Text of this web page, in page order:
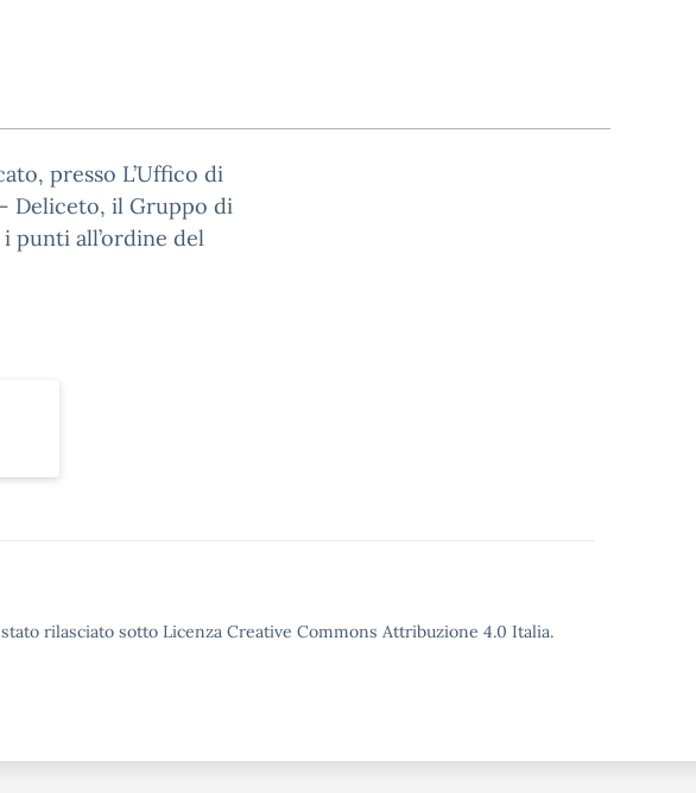
presso L’Uffico di
Deliceto, il Gruppo di
punti all’ordine del
rilasciato sotto Licenza Creative Commons Attribuzione 4.0 Italia.